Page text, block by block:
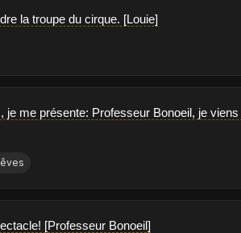
la troupe du cirque. [Louie]
je me présente: Professeur Bonoeil, je
[Professeur Bonoeil]